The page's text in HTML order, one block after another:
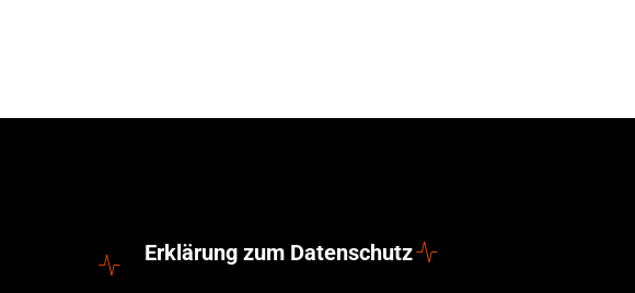
Erklärung zum Datenschutz